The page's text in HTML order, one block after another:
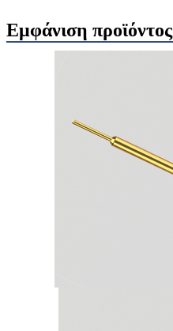
Εμφάνιση προϊόντος